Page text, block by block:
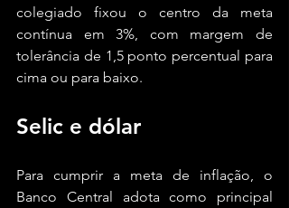
colegiado fixou o centro da meta
contínua em 3%, com margem de
tolerância de 1,5 ponto percentual para
cima ou para baixo.
Selic e dólar
Para cumprir a meta de inflação, o
Banco Central adota como principal